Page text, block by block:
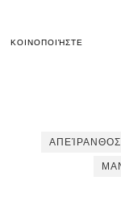
ΚΟΙΝΟΠΟΙΉΣΤΕ